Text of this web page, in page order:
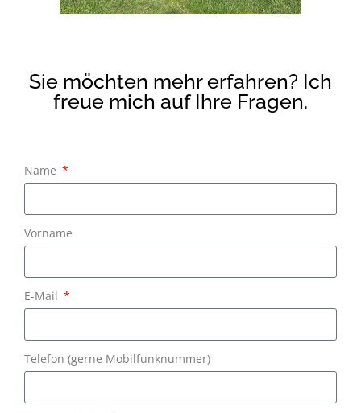
Sie möchten mehr erfahren? Ich
freue mich auf Ihre Fragen.
Name
Vorname
E-Mail
Telefon (gerne Mobilfunknummer)